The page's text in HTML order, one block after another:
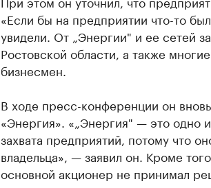
«Если бы на предприятии что-то
увидели. От „Энергии" и ее сетей
Ростовской области, а также
бизнесмен.
В ходе пресс-конференции он
«Энергия». «„Энергия" — это одно
захвата предприятий, потому что
владельца», — заявил он. Кроме
основной акционер не принимал